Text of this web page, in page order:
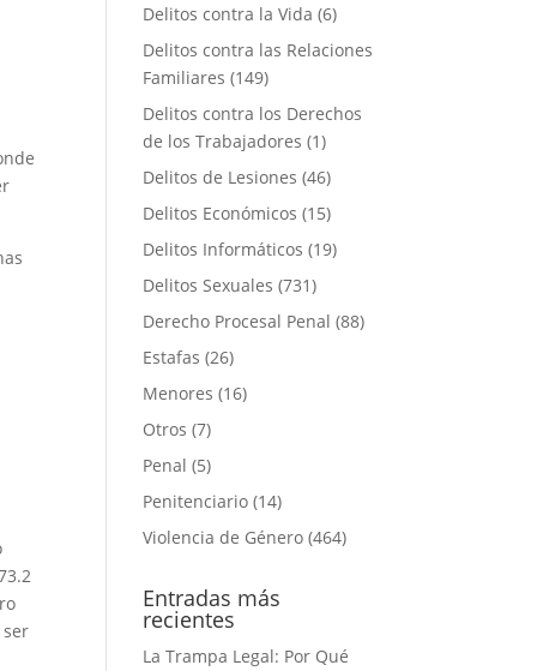
Delitos contra la Vida (6)
Delitos contra las Relaciones
Familiares (149)
Delitos contra los Derechos
de los Trabajadores (1)
Delitos de Lesiones (46)
Delitos Económicos (15)
Delitos Informáticos (19)
Delitos Sexuales (731)
Derecho Procesal Penal (88)
Estafas (26)
Menores (16)
Otros (7)
Penal (5)
Penitenciario (14)
Violencia de Género (464)
Entradas más
recientes
La Trampa Legal: Por Qué